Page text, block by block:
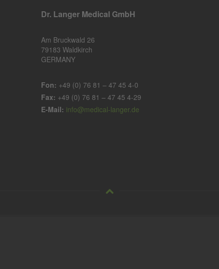
Dr. Langer Medical GmbH
Am Bruckwald 26
79183 Waldkirch
GERMANY
Fon: +49 (0) 76 81 – 47 45 4-0
Fax: +49 (0) 76 81 – 47 45 4-29
E-Mail: info@medical-langer.de